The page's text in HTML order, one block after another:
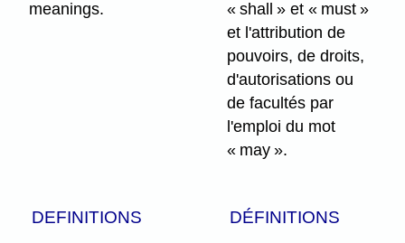
meanings.
« shall » et « must »
et l'attribution de
pouvoirs, de droits,
d'autorisations ou
de facultés par
l'emploi du mot
« may ».
DEFINITIONS DÉFINITIONS